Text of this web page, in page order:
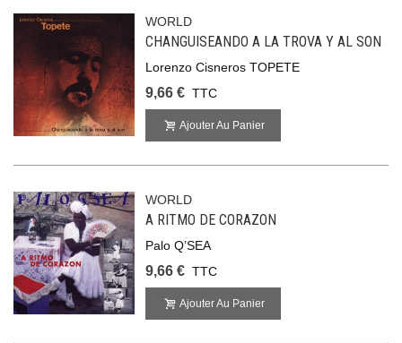
WORLD
CHANGUISEANDO A LA TROVA Y AL SON
Lorenzo Cisneros TOPETE
9,66 € TTC
Ajouter Au Panier
WORLD
A RITMO DE CORAZON
Palo Q’SEA
9,66 € TTC
Ajouter Au Panier